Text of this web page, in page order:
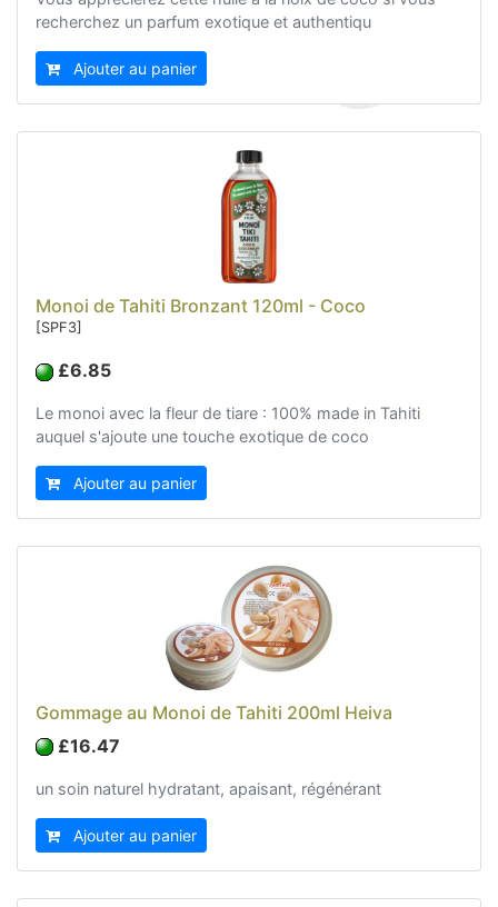
Sacs, Bijoux et Accessoires (33)
Textile (27)
Loisirs (19)
recherchez un parfum exotique et authentiqu
Ajouter au panier
Monoi de Tahiti Bronzant 120ml - Coco
[SPF3]
£6.85
Le monoi avec la fleur de tiare : 100% made in Tahiti
auquel s'ajoute une touche exotique de coco
Ajouter au panier
Gommage au Monoi de Tahiti 200ml Heiva
£16.47
un soin naturel hydratant, apaisant, régénérant
Ajouter au panier